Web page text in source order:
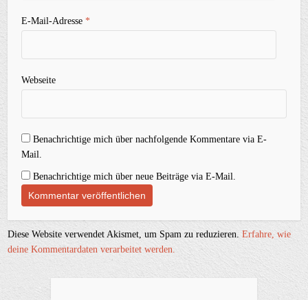
E-Mail-Adresse*
Webseite
Benachrichtige mich über nachfolgende Kommentare via E-
Mail.
Benachrichtige mich über neue Beiträge via E-Mail.
Diese Website verwendet Akismet, um Spam zu reduzieren.Erfahre, wie
deine Kommentardaten verarbeitet werden.